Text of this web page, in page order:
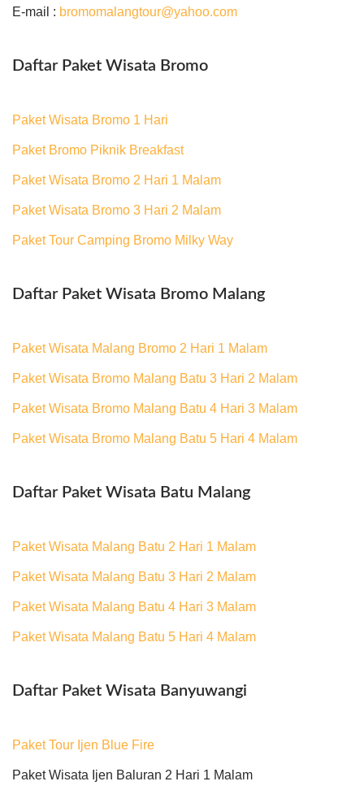
E-mail : bromomalangtour@yahoo.com
Daftar Paket Wisata Bromo
Paket Wisata Bromo 1 Hari
Paket Bromo Piknik Breakfast
Paket Wisata Bromo 2 Hari 1 Malam
Paket Wisata Bromo 3 Hari 2 Malam
Paket Tour Camping Bromo Milky Way
Daftar Paket Wisata Bromo Malang
Paket Wisata Malang Bromo 2 Hari 1 Malam
Paket Wisata Bromo Malang Batu 3 Hari 2 Malam
Paket Wisata Bromo Malang Batu 4 Hari 3 Malam
Paket Wisata Bromo Malang Batu 5 Hari 4 Malam
Daftar Paket Wisata Batu Malang
Paket Wisata Malang Batu 2 Hari 1 Malam
Paket Wisata Malang Batu 3 Hari 2 Malam
Paket Wisata Malang Batu 4 Hari 3 Malam
Paket Wisata Malang Batu 5 Hari 4 Malam
Daftar Paket Wisata Banyuwangi
Paket Tour Ijen Blue Fire
Paket Wisata Ijen Baluran 2 Hari 1 Malam